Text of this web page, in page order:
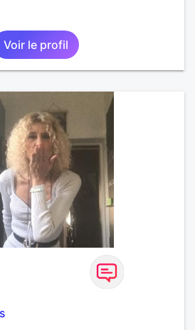
Voir le profil